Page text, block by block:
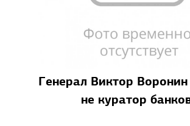
Генерал Виктор
не куратор